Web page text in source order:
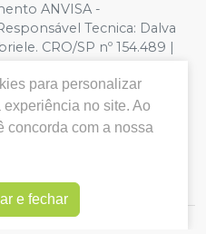
ANVISA -
Tecnica: Dalva
CRO/SP nº 154.489 |
da loja virtual estão
de divergência de preços
Carrinho de Compra. Não
isso nos reservamos o
de grandes volumes
para personalizar
no site. Ao
concorda com a nossa
e fechar